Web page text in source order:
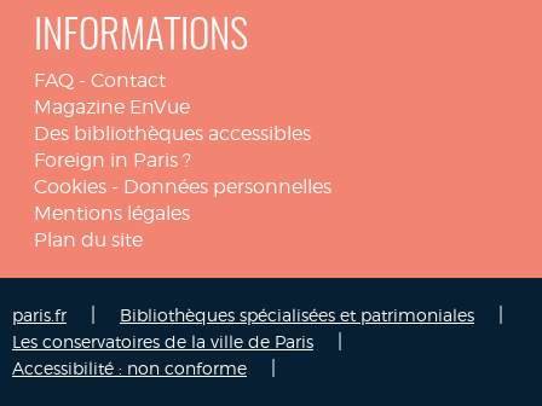
INFORMATIONS
FAQ - Contact
Magazine EnVue
Des bibliothèques accessibles
Foreign in Paris ?
Cookies - Données personnelles
Mentions légales
Plan du site
paris.fr Bibliothèques spécialisées et patrimoniales
Les conservatoires de la ville de Paris
Accessibilité : non conforme